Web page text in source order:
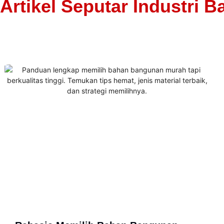
Artikel Seputar Industri